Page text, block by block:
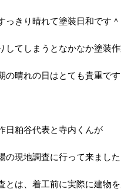
っきり晴れて塗装日和です
してしまうとなかなか塗装
の晴れの日はとても貴重で
日粕谷代表と寺内くんが
の現地調査に行って来まし
とは、着工前に実際に建物